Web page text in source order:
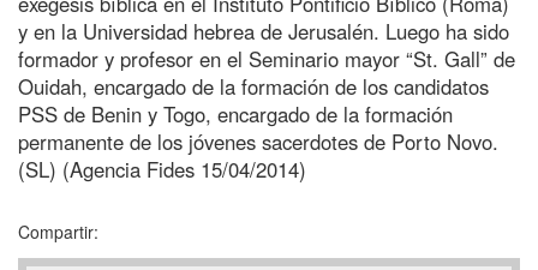
y en la Universidad hebrea de Jerusalén. Luego ha sido
formador y profesor en el Seminario mayor “St. Gall” de
Ouidah, encargado de la formación de los candidatos
PSS de Benin y Togo, encargado de la formación
permanente de los jóvenes sacerdotes de Porto Novo.
(SL) (Agencia Fides 15/04/2014)
Compartir: